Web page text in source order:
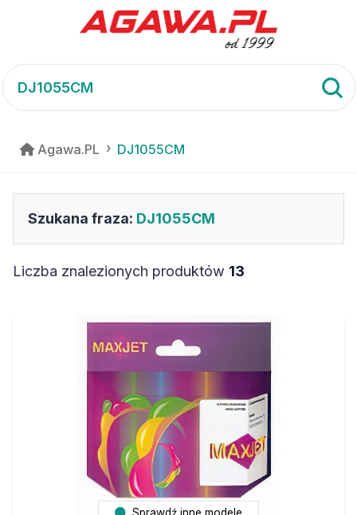
Agawa.PL DJ1055CM
Szukana fraza: DJ1055CM
Liczba znalezionych produktów 13